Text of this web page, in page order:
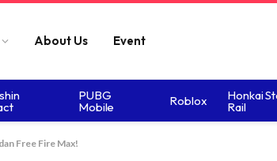
About Us Event
PUBG
Mobile Roblox Honkai
Rail
Free Fire Max!